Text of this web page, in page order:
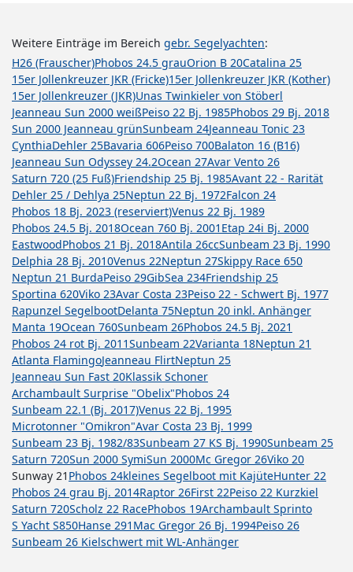
Weitere Einträge im Bereich gebr. Segelyachten:
H26 (Frauscher)Phobos 24.5 grauOrion B 20Catalina 25
15er Jollenkreuzer JKR (Fricke)15er Jollenkreuzer JKR (Kother)
15er Jollenkreuzer (JKR)Unas Twinkieler von Stöberl
Jeanneau Sun 2000 weißPeiso 22 Bj. 1985Phobos 29 Bj. 2018
Sun 2000 Jeanneau grünSunbeam 24Jeanneau Tonic 23
CynthiaDehler 25Bavaria 606Peiso 700Balaton 16 (B16)
Jeanneau Sun Odyssey 24.2Ocean 27Avar Vento 26
Saturn 720 (25 Fuß)Friendship 25 Bj. 1985Avant 22 - Rarität
Dehler 25 / Dehlya 25Neptun 22 Bj. 1972Falcon 24
Phobos 18 Bj. 2023 (reserviert)Venus 22 Bj. 1989
Phobos 24.5 Bj. 2018Ocean 760 Bj. 2001 Etap 24i Bj. 2000
EastwoodPhobos 21 Bj. 2018Antila 26ccSunbeam 23 Bj. 1990
Delphia 28 Bj. 2010Venus 22Neptun 27Skippy Race 650
Neptun 21 BurdaPeiso 29GibSea 234Friendship 25
Sportina 620Viko 23Avar Costa 23Peiso 22 - Schwert Bj. 1977
Rapunzel SegelbootDelanta 75Neptun 20 inkl. Anhänger
Manta 19Ocean 760Sunbeam 26Phobos 24.5 Bj. 2021
Phobos 24 rot Bj. 2011Sunbeam 22Varianta 18Neptun 21
Atlanta FlamingoJeanneau FlirtNeptun 25
Jeanneau Sun Fast 20Klassik Schoner
Archambault Surprise "Obelix"Phobos 24
Sunbeam 22.1 (Bj. 2017)Venus 22 Bj. 1995
Microtonner "Omikron"Avar Costa 23 Bj. 1999
Sunbeam 23 Bj. 1982/83Sunbeam 27 KS Bj. 1990Sunbeam 25
Saturn 720Sun 2000 SymiSun 2000Mc Gregor 26Viko 20
Sunway 21 Phobos 24kleines Segelboot mit KajüteHunter 22
Phobos 24 grau Bj. 2014Raptor 26First 22Peiso 22 Kurzkiel
Saturn 720Scholz 22 RacePhobos 19Archambault Sprinto
S Yacht S850Hanse 291 Mac Gregor 26 Bj. 1994Peiso 26
Sunbeam 26 Kielschwert mit WL-Anhänger